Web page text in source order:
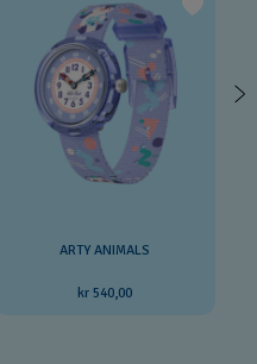
ARTY ANIMALS
kr 540,00